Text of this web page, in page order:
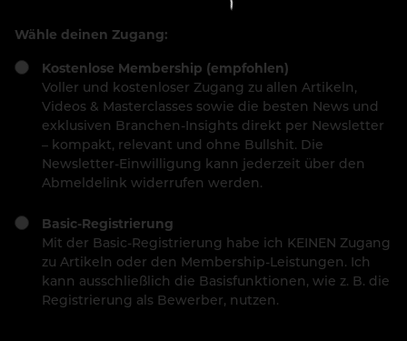
Wähle deinen Zugang:
Kostenlose Membership (empfohlen)
Voller und kostenloser Zugang zu allen Artikeln,
Videos & Masterclasses sowie die besten News und
exklusiven Branchen-Insights direkt per Newsletter
– kompakt, relevant und ohne Bullshit. Die
Newsletter-Einwilligung kann jederzeit über den
Abmeldelink widerrufen werden.
Basic-Registrierung
Mit der Basic-Registrierung habe ich KEINEN Zugang
zu Artikeln oder den Membership-Leistungen. Ich
kann ausschließlich die Basisfunktionen, wie z. B. die
Registrierung als Bewerber, nutzen.